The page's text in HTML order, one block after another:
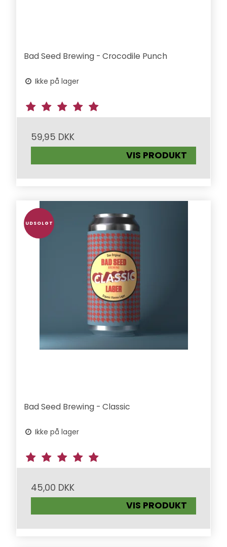
Bad Seed Brewing - Crocodile Punch
Ikke på lager
59,95 DKK
VIS PRODUKT
UDSOLGT
Bad Seed Brewing - Classic
Ikke på lager
45,00 DKK
VIS PRODUKT